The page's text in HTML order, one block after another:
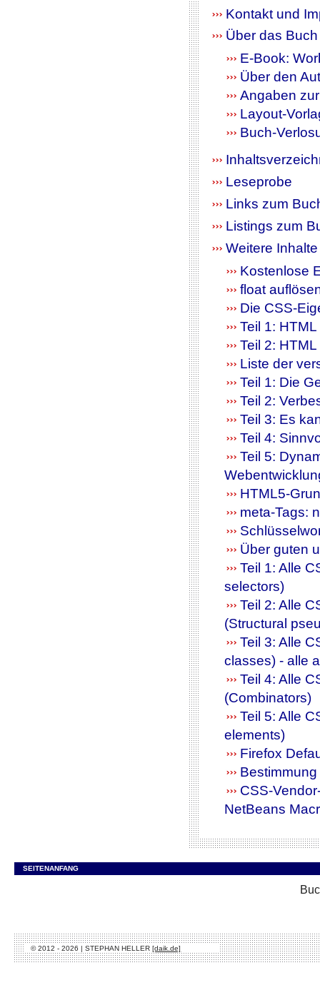
Kontakt und
Über das
E-Book:
Über den
Angaben
Layout-
Buch-
Leseprobe
Links zum
Listings zum
Weitere Inhalte
Kostenlose
float
Die CSS-
Teil 1:
Teil 2:
Liste der
Teil 1: Die
Teil 2:
Teil 3: Es
Teil 4:
Teil 5:
HTML5-
meta-Tags:
Über guten
Teil 1: Alle
selectors)
Teil 2: Alle
(Structural
Teil 3: Alle
classes) - alle
Teil 4: Alle
(Combinators)
Teil 5: Alle
elements)
Firefox
CSS-
NetBeans
SEITENANFANG
© 2012 - 2026 | STEPHAN HELLER[daik.de]